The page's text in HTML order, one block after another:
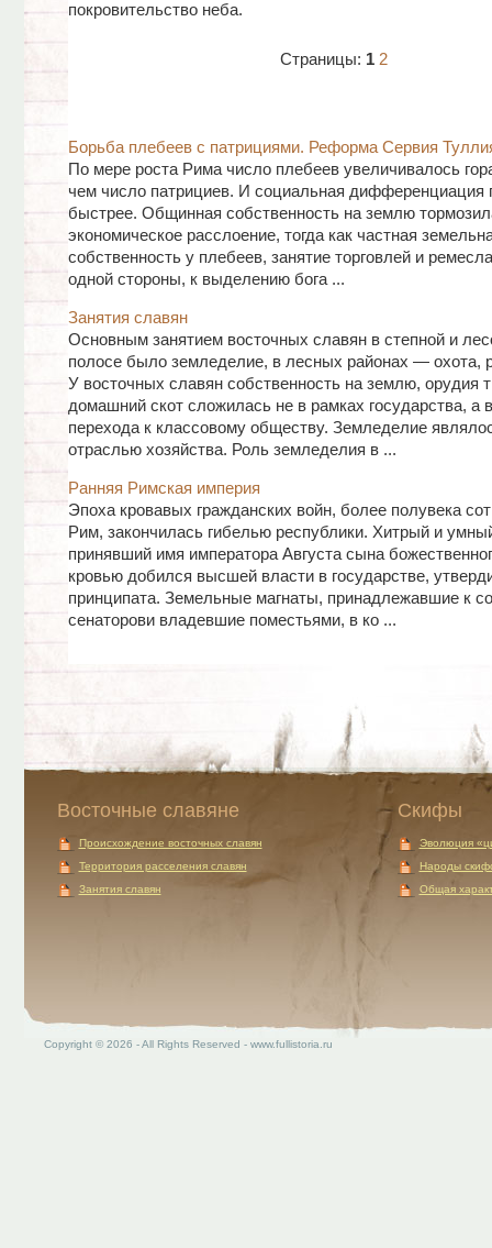
покровительство неба.
Страницы: 1 2
Борьба плебеев с патрициями. Реформа Сервия
По мере роста Рима число плебеев увеличивалось
чем число патрициев. И социальная дифференциация
быстрее. Общинная собственность на землю
экономическое расслоение, тогда как частная
собственность у плебеев, занятие торговлей и
одной стороны, к выделению бога ...
Занятия славян
Основным занятием восточных славян в степной и
полосе было земледелие, в лесных районах — охота,
У восточных славян собственность на землю, орудия
домашний скот сложилась не в рамках государства, а
перехода к классовому обществу. Земледелие
отраслью хозяйства. Роль земледелия в ...
Ранняя Римская империя
Эпоха кровавых гражданских войн, более полувека
Рим, закончилась гибелью республики. Хитрый и
принявший имя императора Августа сына
кровью добился высшей власти в государстве,
принципата. Земельные магнаты, принадлежавшие к
сенаторови владевшие поместьями, в ко ...
Восточные славяне
Происхождение восточных славян
Территория расселения славян
Занятия славян
Скифы
Эволюция
Народы
Общая
Copyright © 2026 - All Rights Reserved - www.fullistoria.ru